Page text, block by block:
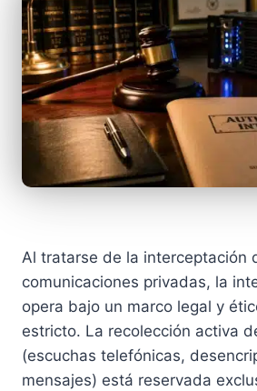
Al tratarse de la interceptación
comunicaciones privadas, la
opera bajo un marco legal y
estricto. La recolección activa
(escuchas telefónicas,
mensajes) está reservada